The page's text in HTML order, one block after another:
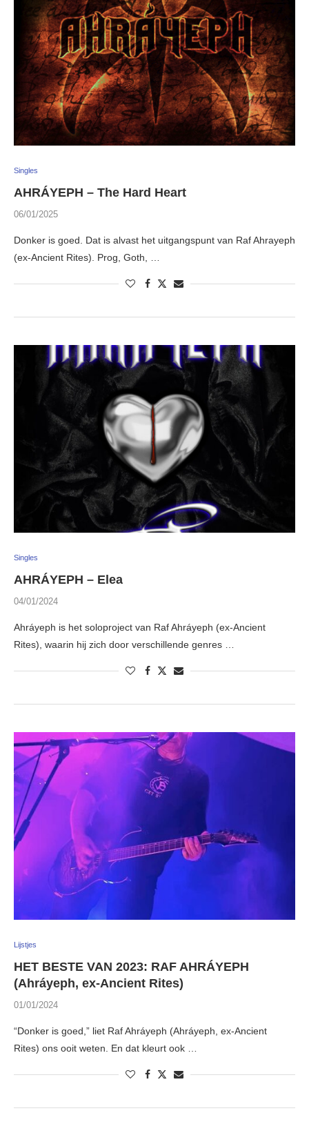
Singles
AHRÁYEPH – The Hard Heart
06/01/2025
Donker is goed. Dat is alvast het uitgangspunt van Raf Ahrayeph
(ex-Ancient Rites). Prog, Goth, …
Singles
AHRÁYEPH – Elea
04/01/2024
Ahráyeph is het soloproject van Raf Ahráyeph (ex-Ancient
Rites), waarin hij zich door verschillende genres …
Lijstjes
HET BESTE VAN 2023: RAF AHRÁYEPH
(Ahráyeph, ex-Ancient Rites)
01/01/2024
“Donker is goed,” liet Raf Ahráyeph (Ahráyeph, ex-Ancient
Rites) ons ooit weten. En dat kleurt ook …